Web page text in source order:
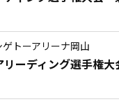
ゲトーアリーナ岡山
リーディング選手権